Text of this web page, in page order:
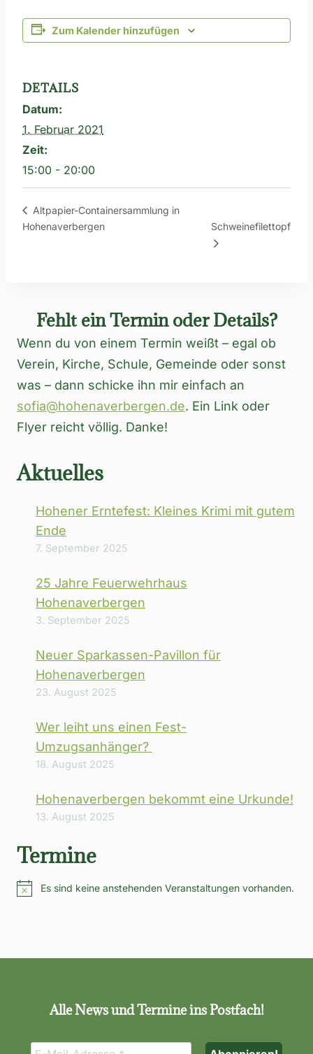
Zum Kalender hinzufügen
DETAILS
Datum:
1. Februar 2021
Zeit:
15:00 - 20:00
Altpapier-Containersammlung in
Hohenaverbergen
Schweinefilettopf
Fehlt ein Termin oder Details?
Wenn du von einem Termin weißt – egal ob
Verein, Kirche, Schule, Gemeinde oder sonst
was – dann schicke ihn mir einfach an
sofia@hohenaverbergen.de. Ein Link oder
Flyer reicht völlig. Danke!
Aktuelles
Hohener Erntefest: Kleines Krimi mit gutem
Ende
7. September 2025
25 Jahre Feuerwehrhaus
Hohenaverbergen
3. September 2025
Neuer Sparkassen-Pavillon für
Hohenaverbergen
23. August 2025
Wer leiht uns einen Fest-
Umzugsanhänger?
18. August 2025
Hohenaverbergen bekommt eine Urkunde!
13. August 2025
Termine
HinweisEs sind keine anstehenden Veranstaltungen vorhanden.
Alle News und Termine ins Postfach!